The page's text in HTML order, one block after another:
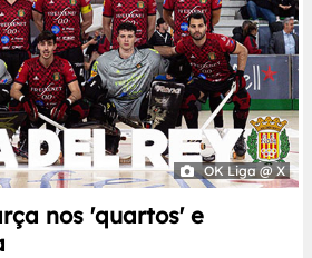
OK Liga @ X
nos 'quartos' e